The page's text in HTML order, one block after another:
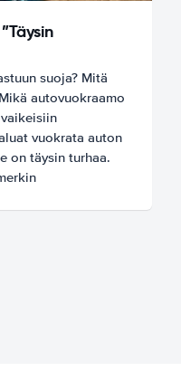
suoja? Mitä
autovuokraamo
vuokrata auton
on täysin turhaa.